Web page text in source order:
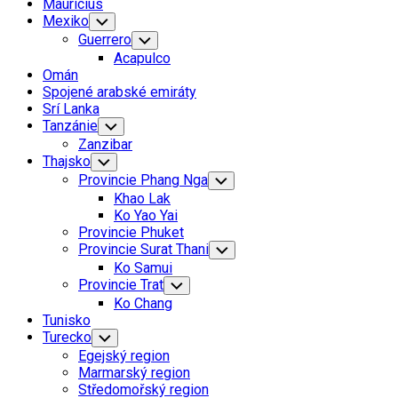
Mauricius
Mexiko Toggle
Child
Menu
Guerrero Toggle
Child
Menu
Acapulco
Omán
Spojené arabské emiráty
Srí Lanka
Tanzánie Toggle
Child
Menu
Zanzibar
Thajsko Toggle
Child
Menu
Provincie Phang Nga Toggle
Child
Khao Lak
Ko Yao Yai
Provincie Phuket
Provincie Surat Thani Toggle
Child
Ko Samui
Provincie Trat Toggle
Child
Menu
Ko Chang
Tunisko
Turecko Toggle
Child
Menu
Egejský region
Marmarský region
Středomořský region